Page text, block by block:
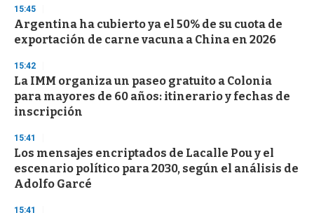
15:45
Argentina ha cubierto ya el 50% de su cuota de
exportación de carne vacuna a China en 2026
15:42
La IMM organiza un paseo gratuito a Colonia
para mayores de 60 años: itinerario y fechas de
inscripción
15:41
Los mensajes encriptados de Lacalle Pou y el
escenario político para 2030, según el análisis de
Adolfo Garcé
15:41